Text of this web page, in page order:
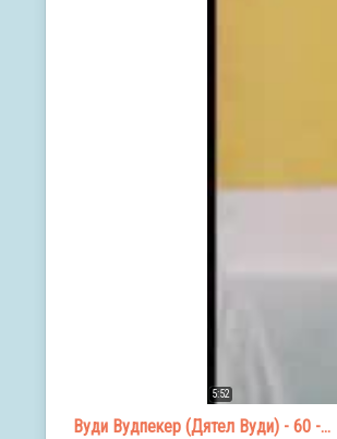
5:52
Вуди Вудпекер (Дятел Вуди) - 60 -...